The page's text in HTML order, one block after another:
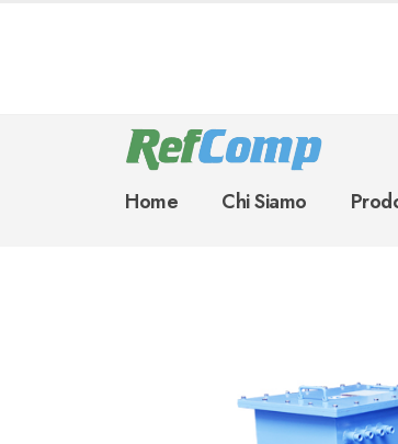
Home Chi Siamo